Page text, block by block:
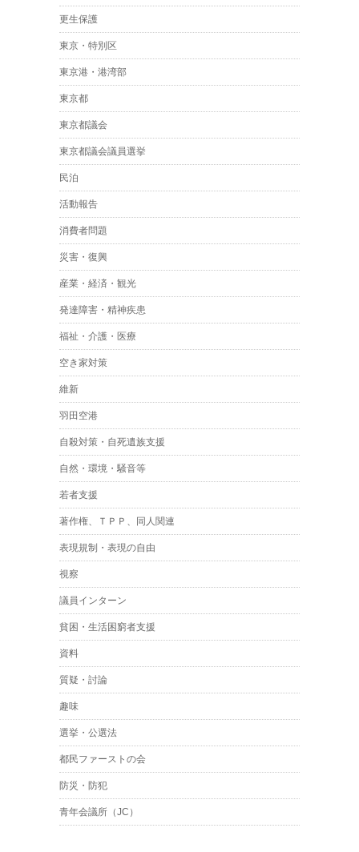
更生保護
東京・特別区
東京港・港湾部
東京都
東京都議会
東京都議会議員選挙
民泊
活動報告
消費者問題
災害・復興
産業・経済・観光
発達障害・精神疾患
福祉・介護・医療
空き家対策
維新
羽田空港
自殺対策・自死遺族支援
自然・環境・騒音等
若者支援
著作権、ＴＰＰ、同人関連
表現規制・表現の自由
視察
議員インターン
貧困・生活困窮者支援
資料
質疑・討論
趣味
選挙・公選法
都民ファーストの会
防災・防犯
青年会議所（JC）